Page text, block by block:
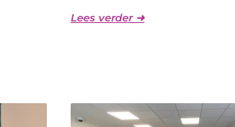
Lees verder ➜